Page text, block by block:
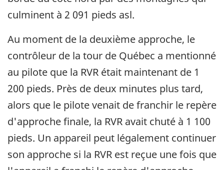
culminent à 2 091 pieds asl.
Au moment de la deuxième approche, le
contrôleur de la tour de Québec a mentionné
au pilote que la RVR était maintenant de 1
200 pieds. Près de deux minutes plus tard,
alors que le pilote venait de franchir le repère
d'approche finale, la RVR avait chuté à 1 100
pieds. Un appareil peut légalement continuer
son approche si la RVR est reçue une fois que